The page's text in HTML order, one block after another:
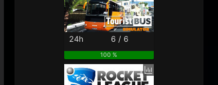
24h 6 / 6
100 %